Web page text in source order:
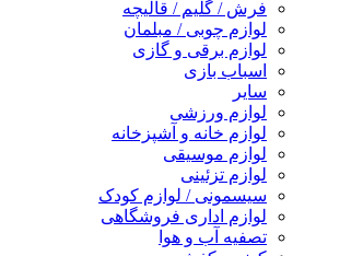
فرش / گلیم / قالیچه
لوازم چوبی / مبلمان
لوازم برقی و گازی
اسباب بازی
سایر
لوازم ورزشی
لوازم خانه و آشپزخانه
لوازم موسیقی
لوازم تزئینی
سیسمونی / لوازم کودک
لوازم اداری فروشگاهی
تصفیه آب و هوا